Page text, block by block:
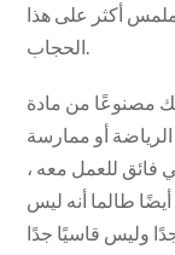
أكثر على هذا
مصنوعًا من مادة
أو ممارسة
فائق للعمل معه ،
طالما أنه ليس